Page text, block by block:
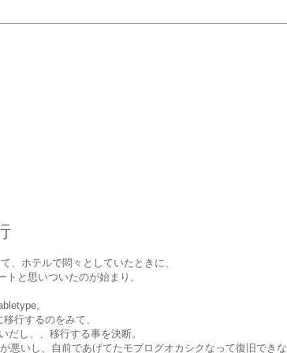
、ホテルで悶々としていたときに、
と思いついたのが始まり。
。
移行するのをみて、
だし、、移行する事を決断。
悪いし、自前であげてたモブログオカシクなって復旧でき